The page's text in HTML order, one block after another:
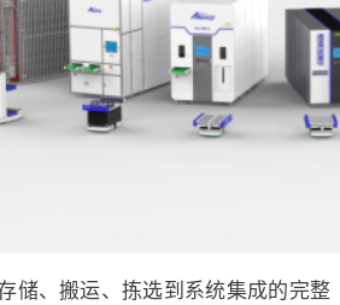
储、搬运、拣选到系统集成的完整